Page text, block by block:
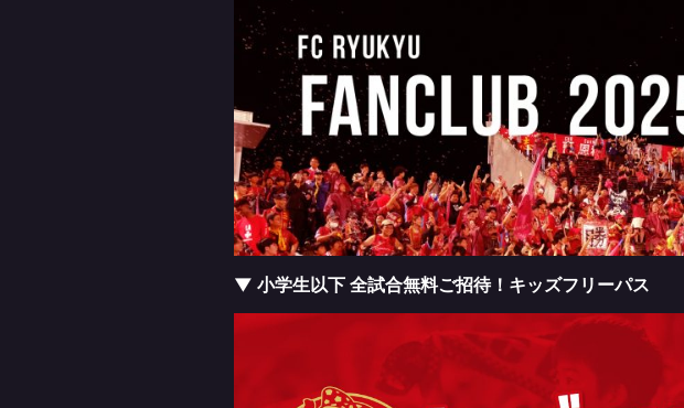
▼ 小学生以下 全試合無料ご招待！キッズフリーパス